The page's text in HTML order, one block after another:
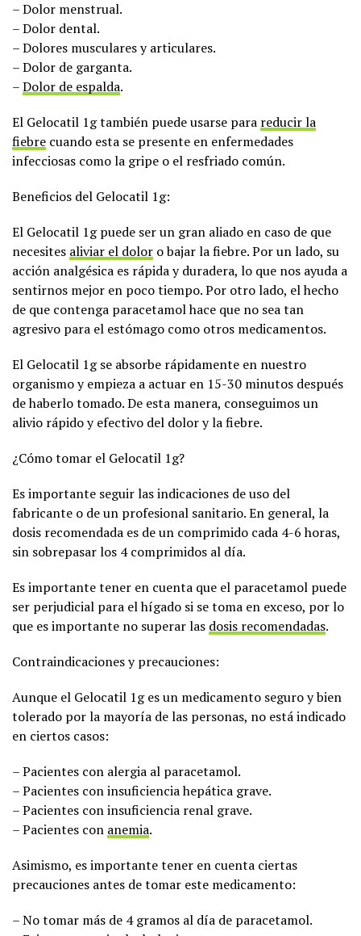
– Dolor menstrual.
– Dolor dental.
– Dolores musculares y articulares.
– Dolor de garganta.
–Dolor de espalda.
El Gelocatil 1g también puede usarse para reducir la
fiebre cuando esta se presente en enfermedades
infecciosas como la gripe o el resfriado común.
Beneficios del Gelocatil 1g:
El Gelocatil 1g puede ser un gran aliado en caso de que
necesites aliviar el dolor o bajar la fiebre. Por un lado, su
acción analgésica es rápida y duradera, lo que nos ayuda a
sentirnos mejor en poco tiempo. Por otro lado, el hecho
de que contenga paracetamol hace que no sea tan
agresivo para el estómago como otros medicamentos.
El Gelocatil 1g se absorbe rápidamente en nuestro
organismo y empieza a actuar en 15-30 minutos después
de haberlo tomado. De esta manera, conseguimos un
alivio rápido y efectivo del dolor y la fiebre.
¿Cómo tomar el Gelocatil 1g?
Es importante seguir las indicaciones de uso del
fabricante o de un profesional sanitario. En general, la
dosis recomendada es de un comprimido cada 4-6 horas,
sin sobrepasar los 4 comprimidos al día.
Es importante tener en cuenta que el paracetamol puede
ser perjudicial para el hígado si se toma en exceso, por lo
que es importante no superar las dosis recomendadas.
Contraindicaciones y precauciones:
Aunque el Gelocatil 1g es un medicamento seguro y bien
tolerado por la mayoría de las personas, no está indicado
en ciertos casos:
– Pacientes con alergia al paracetamol.
– Pacientes con insuficiencia hepática grave.
– Pacientes con insuficiencia renal grave.
– Pacientes con anemia.
Asimismo, es importante tener en cuenta ciertas
precauciones antes de tomar este medicamento:
– No tomar más de 4 gramos al día de paracetamol.